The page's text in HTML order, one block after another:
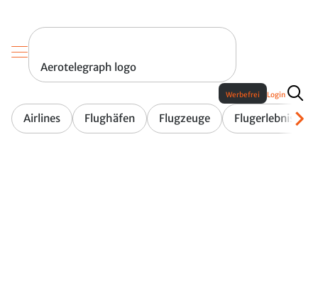
Aerotelegraph logo
Airlines Flughäfen Flugzeuge Flugerlebnis
Werbefrei Login